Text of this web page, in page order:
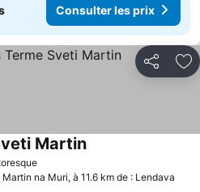
Consulter les prix
Partager
Martin
na Muri, à 11.6 km de : Lendava